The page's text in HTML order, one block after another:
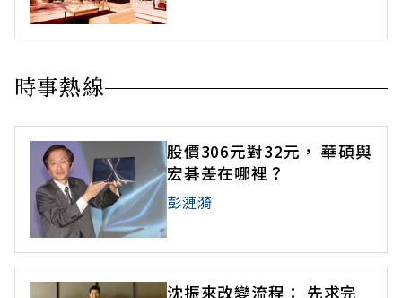
時事熱線
股價306元對32元， 華碩與
宏碁差在哪裡？
彭漣漪
沈振來改變流程： 先求完